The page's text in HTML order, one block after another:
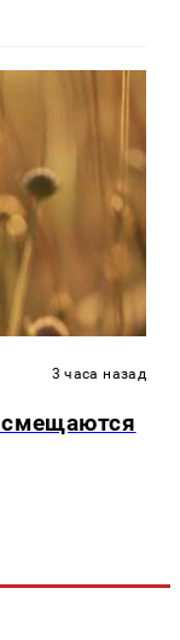
3 часа назад